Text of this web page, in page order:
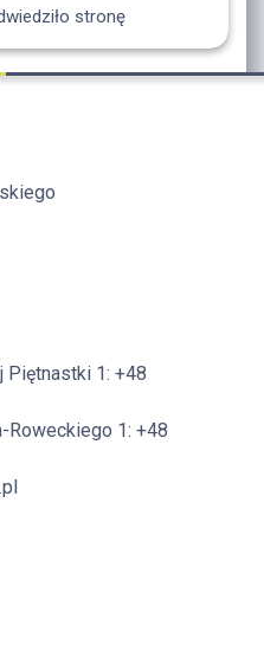
stronę
Piętnastki 1: +48
Roweckiego 1: +48